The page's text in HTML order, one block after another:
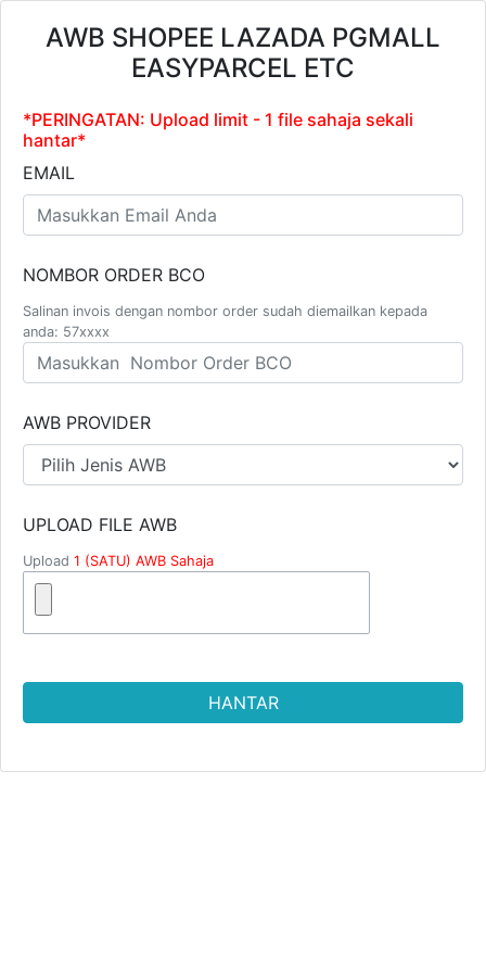
AWB SHOPEE LAZADA PGMALL
EASYPARCEL ETC
*PERINGATAN: Upload limit - 1 file sahaja sekali
hantar*
EMAIL
NOMBOR ORDER BCO
Salinan invois dengan nombor order sudah diemailkan kepada
anda: 57xxxx
AWB PROVIDER
UPLOAD FILE AWB
Upload 1 (SATU) AWB Sahaja